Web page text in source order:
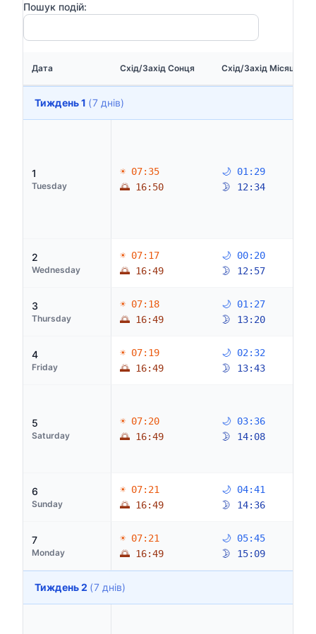
Пошук подій:
Дата Схід/Захід Сонця Схід/Захід Місяця
Тиждень 1 (7 днів)
1
Tuesday
☀ 07:35
🌅 16:50
🌙 01:29
🌛 12:34
2
Wednesday
☀ 07:17
🌅 16:49
🌙 00:20
🌛 12:57
3
Thursday
☀ 07:18
🌅 16:49
🌙 01:27
🌛 13:20
4
Friday
☀ 07:19
🌅 16:49
🌙 02:32
🌛 13:43
5
Saturday
☀ 07:20
🌅 16:49
🌙 03:36
🌛 14:08
6
Sunday
☀ 07:21
🌅 16:49
🌙 04:41
🌛 14:36
7
Monday
☀ 07:21
🌅 16:49
🌙 05:45
🌛 15:09
Тиждень 2 (7 днів)